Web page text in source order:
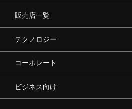
販売店一覧
テクノロジー
コーポレート
ビジネス向け